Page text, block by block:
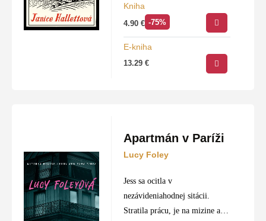
divadelného spolku zorganizujú
finančnú zbierku, no vzápätí sa
vynárajú pochybnosti o
dobrom úmysle niektorých z
Kniha
4.90€ -75%
E-kniha
13.29€
Apartmán v Paríži
Lucy Foley
Jess sa ocitla v
nezávideniahodnej sitácii.
Stratila prácu, je na mizine a